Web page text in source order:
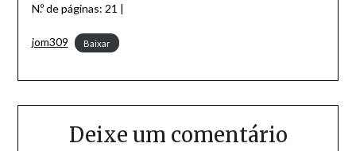
N.º de páginas: 21 |
jom309 Baixar
Deixe um comentário